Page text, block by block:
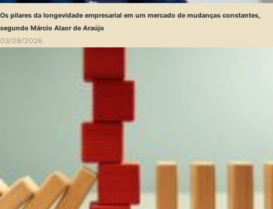
Os pilares da longevidade empresarial em um mercado de mudanças constantes,
segundo Márcio Alaor de Araújo
03/08/2026